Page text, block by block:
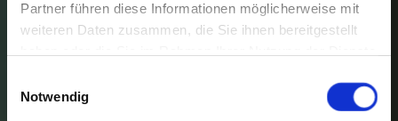
Partner führen diese Informationen möglicherweise mit
weiteren Daten zusammen, die Sie ihnen bereitgestellt
Cookies, wenn Sie unsere Webseite weiterhin nutzen.
Notwendig